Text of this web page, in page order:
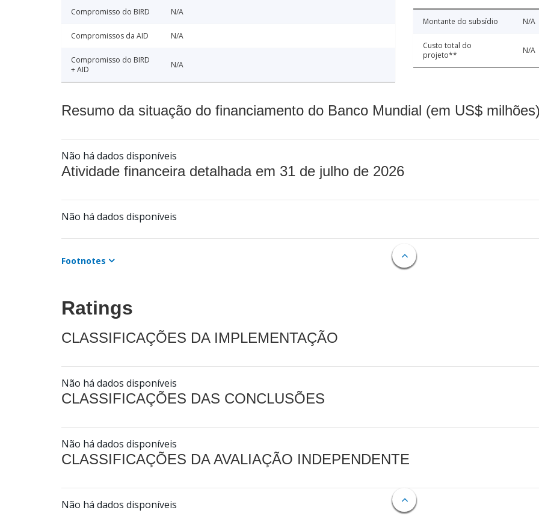
Compromisso do BIRD N/A
Compromissos da AID N/A
Compromisso do BIRD
+ AID
N/A
Montante do subsídio N/A
Custo total do
projeto**
N/A
Resumo da situação do financiamento do Banco Mundial (em US$
Não há dados disponíveis
Atividade financeira detalhada em 31 de julho de 2026
Não há dados disponíveis
Footnotes
Ratings
CLASSIFICAÇÕES DA IMPLEMENTAÇÃO
Não há dados disponíveis
CLASSIFICAÇÕES DAS CONCLUSÕES
Não há dados disponíveis
CLASSIFICAÇÕES DA AVALIAÇÃO INDEPENDENTE
Não há dados disponíveis